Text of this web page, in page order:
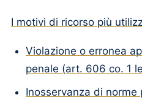
I motivi di ricorso più
Violazione o erronea
penale (art. 606 co. 1
Inosservanza di